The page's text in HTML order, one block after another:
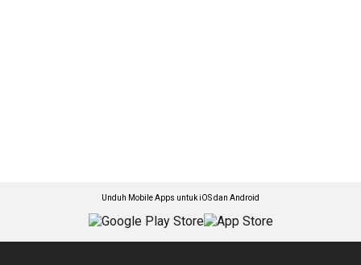
Unduh Mobile Apps untuk iOS dan Android